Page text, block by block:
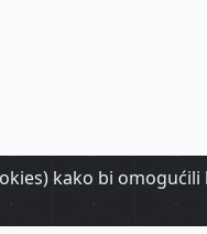
kako bi